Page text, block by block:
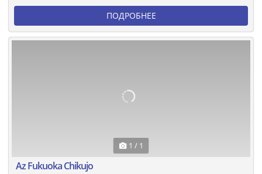
ПОДРОБНЕЕ
1 / 1
Az Fukuoka Chikujo